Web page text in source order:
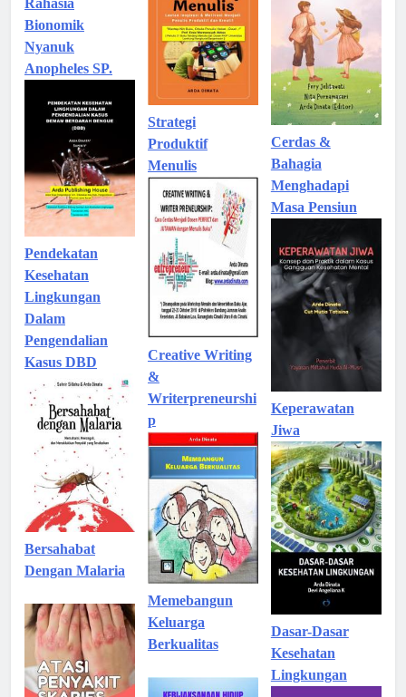
Rahasia
Bionomik
Nyanuk
Anopheles SP.
Pendekatan
Kesehatan
Lingkungan
Dalam
Pengendalian
Kasus DBD
Bersahabat
Dengan Malaria
Strategi
Produktif
Menulis
Creative Writing
&
Writerpreneurshi
p
Memebangun
Keluarga
Berkualitas
Cerdas &
Bahagia
Menghadapi
Masa Pensiun
Keperawatan
Jiwa
Dasar-Dasar
Kesehatan
Lingkungan